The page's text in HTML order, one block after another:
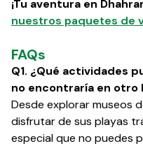
¡Tu aventura en
nuestros paquetes de
FAQs
Q1. ¿Qué actividades
no encontraría en otro
Desde explorar museos
disfrutar de sus playas
especial que no puedes